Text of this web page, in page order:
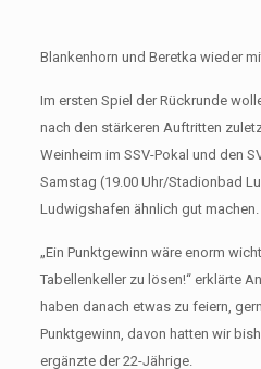
Blankenhorn und Beretka wieder
Im ersten Spiel der Rückrunde
nach den stärkeren Auftritten
Weinheim im SSV-Pokal und den
Samstag (19.00 Uhr/Stadionbad
Ludwigshafen ähnlich gut machen.
„Ein Punktgewinn wäre enorm
Tabellenkeller zu lösen!“ erklärte
haben danach etwas zu feiern,
Punktgewinn, davon hatten wir
ergänzte der 22-Jährige.